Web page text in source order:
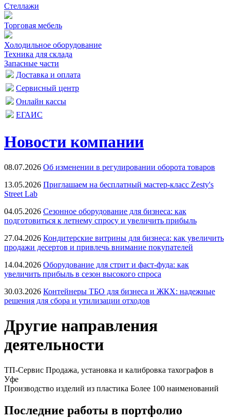
Стеллажи
Торговая мебель
Холодильное оборудование
Техника для склада
Запасные части
Доставка и оплата
Сервисный центр
Онлайн кассы
ЕГАИС
Новости компании
08.07.2026 Об изменении в регулировании оборота товаров
13.05.2026 Приглашаем на бесплатный мастер-класс Zesty's
Street Lab
04.05.2026 Сезонное оборудование для бизнеса: как
подготовиться к летнему спросу и увеличить прибыль
27.04.2026 Кондитерские витрины для бизнеса: как увеличить
продажи десертов и привлечь внимание покупателей
14.04.2026 Оборудование для стрит и фаст-фуда: как
увеличить прибыль в сезон высокого спроса
30.03.2026 Контейнеры ТБО для бизнеса и ЖКХ: надежные
решения для сбора и утилизации отходов
Другие направления
деятельности
ТП-Сервис Продажа, установка и калибровка тахографов в
Уфе
Производство изделий из пластика Более 100 наименований
Последние работы в портфолио